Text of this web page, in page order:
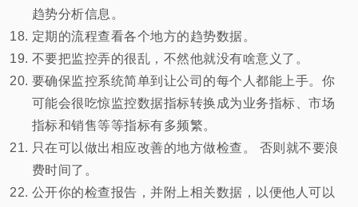
趋势分析信息。
定期的流程查看各个地方的趋势数据。
不要把监控弄的很乱，不然他就没有啥意义了。
要确保监控系统简单到让公司的每个人都能上手。你
可能会很吃惊监控数据指标转换成为业务指标、市场
指标和销售等等指标有多频繁。
只在可以做出相应改善的地方做检查。 否则就不要浪
费时间了。
公开你的检查报告，并附上相关数据，以便他人可以